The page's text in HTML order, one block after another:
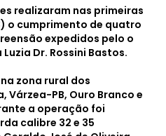
realizaram nas primeiras
o cumprimento de quatro
expedidos pelo o
Dr. Rossini Bastos.
zona rural dos
Várzea-PB, Ouro Branco e
a operação foi
calibre 32 e 35